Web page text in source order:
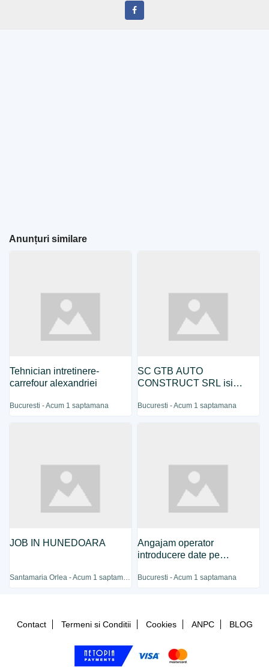
Anunțuri similare
Tehnician intretinere-
carrefour alexandriei
Bucuresti - Acum 1 saptamana
SC GTB AUTO
CONSTRUCT SRL isi
Bucuresti - Acum 1 saptamana
JOB IN HUNEDOARA
Santamaria Orlea - Acum 1 saptamana
Angajam operator
introducere date pe
Bucuresti - Acum 1 saptamana
Contact Termeni si Conditii Cookies ANPC BLOG